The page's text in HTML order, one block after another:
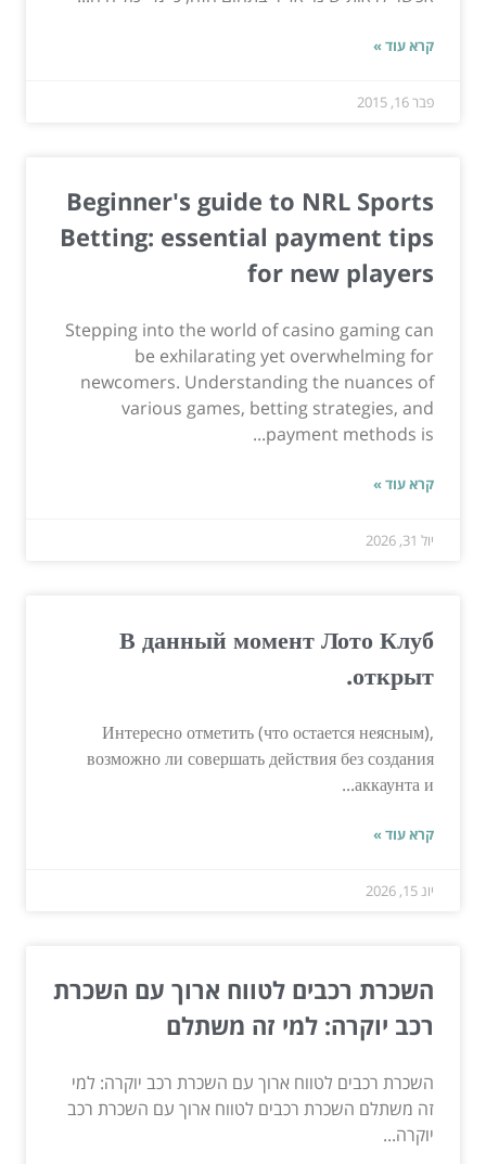
קרא עוד »
פבר 16, 2015
Beginner's guide to NRL Sports
Betting: essential payment tips
for new players
Stepping into the world of casino gaming can
be exhilarating yet overwhelming for
newcomers. Understanding the nuances of
various games, betting strategies, and
payment methods is...
קרא עוד »
יול 31, 2026
В данный момент Лото Клуб
открыт.
Интересно отметить (что остается неясным),
возможно ли совершать действия без создания
аккаунта и...
קרא עוד »
יונ 15, 2026
השכרת רכבים לטווח ארוך עם השכרת
רכב יוקרה: למי זה משתלם
השכרת רכבים לטווח ארוך עם השכרת רכב יוקרה: למי
זה משתלם השכרת רכבים לטווח ארוך עם השכרת רכב
יוקרה...